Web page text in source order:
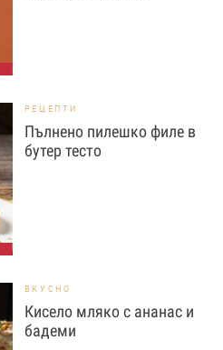
РЕЦЕПТИ
Пълнено пилешко филе в
бутер тесто
ВКУСНО
Кисело мляко с ананас и
бадеми